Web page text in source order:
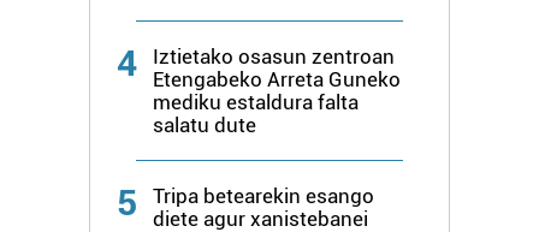
4
Iztietako osasun zentroan
Etengabeko Arreta Guneko
mediku estaldura falta
salatu dute
5
Tripa betearekin esango
diete agur xanistebanei